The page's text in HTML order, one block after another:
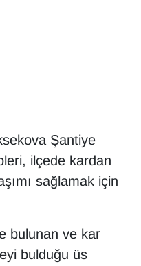
Şantiye
ilçede kardan
sağlamak için
bulunan ve kar
bulduğu üs